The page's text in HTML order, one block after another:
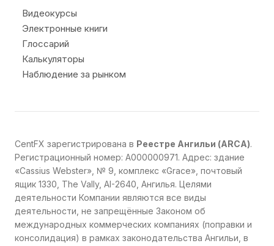
Видеокурсы
Электронные книги
Глоссарий
Калькуляторы
Наблюдение за рынком
CentFX зарегистрирована в Реестре Ангильи (ARCA).
Регистрационный номер: A000000971. Адрес: здание
«Cassius Webster», № 9, комплекс «Grace», почтовый
ящик 1330, The Vally, AI-2640, Ангилья. Целями
деятельности Компании являются все виды
деятельности, не запрещённые Законом об
международных коммерческих компаниях (поправки и
консолидация) в рамках законодательства Ангильи, в